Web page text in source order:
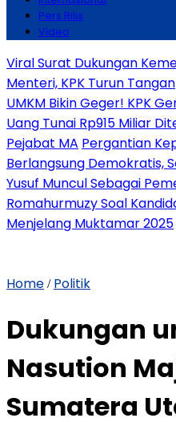
Pers Rilis
Video
Viral Surat Dukungan
Menteri, KPK Turun Tangan
UMKM Bikin Geger! KPK
Uang Tunai Rp915 Miliar
Pejabat MA Pergantian
Berlangsung Demokratis,
Yusuf Muncul Sebagai
Romahurmuzy Soal
Menjelang Muktamar 2025
Home / Politik
Dukungan
Nasution
Sumatera